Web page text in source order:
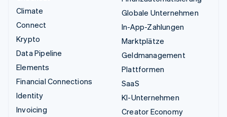
Climate
Connect
Krypto
Data Pipeline
Elements
Financial Connections
Identity
Invoicing
Globale Unternehmen
In-App-Zahlungen
Marktplätze
Geldmanagement
Plattformen
SaaS
KI-Unternehmen
Creator Economy